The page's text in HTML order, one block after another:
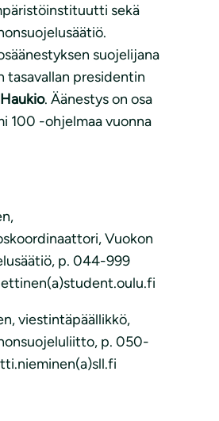
sekä
suojelijana
tasavallan presidentin
. Äänestys on osa
100 -ohjelmaa vuonna
Vuokon
p. 044-999
viestintäpäällikkö,
p. 050-